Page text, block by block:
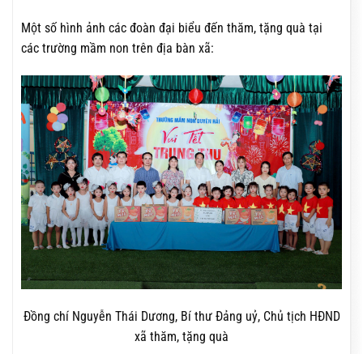
Một số hình ảnh các đoàn đại biểu đến thăm, tặng quà tại
các trường mầm non trên địa bàn xã:
Đồng chí Nguyễn Thái Dương, Bí thư Đảng uỷ, Chủ tịch HĐND
xã thăm, tặng quà